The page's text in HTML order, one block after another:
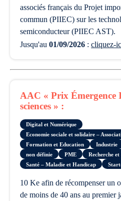
associés français du Projet
commun (PIIEC) sur les
semiconducteur (PIIEC AST).
Jusqu'au 01/09/2026 : cliquez-
AAC « Prix Émergence
sciences » :
Digital et Numérique
Economie sociale et solidaire –
Formation et Education
Industrie
non définie
PME
Recherche
Santé – Maladie et Handicap
10 Ke afin de récompenser un ou une jeune scientifique
de moins de 40 ans au premier